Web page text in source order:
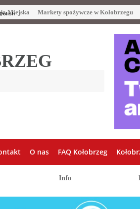
Miejska Markety spożywcze w Kołobrzegu
O nas FAQ Kołobrzeg
Info
Polish